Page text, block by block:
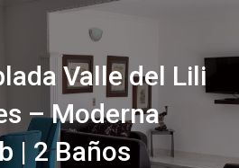
Valle del Lili
– Moderna
| 2 Baños